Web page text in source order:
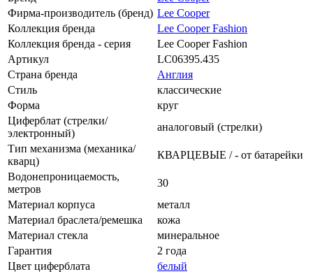
Фирма-производитель (бренд) Lee Cooper
Коллекция бренда
Lee Cooper Fashion
Коллекция бренда - серия
Lee Cooper Fashion
Артикул
LC06395.435
Страна бренда
Англия
Стиль
классические
Форма
круг
Циферблат (стрелки/
электронный)
аналоговый (стрелки)
Тип механизма (механика/
кварц)
КВАРЦЕВЫЕ / - от батарейки
Водонепроницаемость,
метров
30
Материал корпуса
металл
Материал браслета/ремешка
кожа
Материал стекла
минеральное
Гарантия
2 года
Цвет циферблата
белый